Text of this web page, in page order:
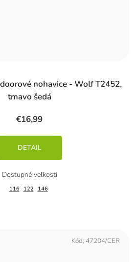
nohavice - Wolf T2452,
tmavo šedá
€16,99
DETAIL
116 122 146
Kód: 47204/CER